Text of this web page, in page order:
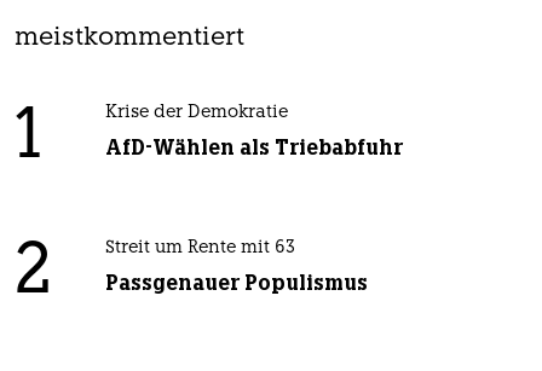
meistkommentiert
1 Krise der Demokratie
AfD-Wählen als Triebabfuhr
2 Streit um Rente mit 63
Passgenauer Populismus